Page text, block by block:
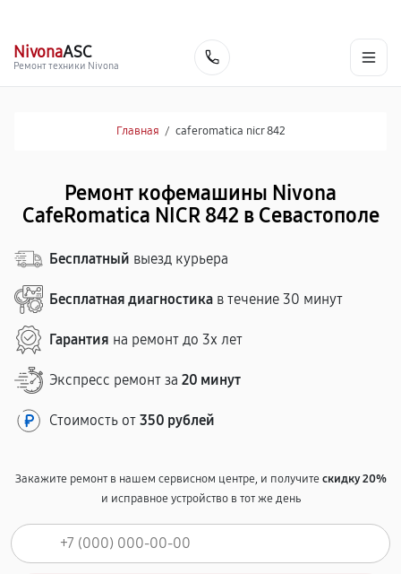
NivonaASC
Ремонт техники Nivona
Главная / caferomatica nicr 842
Ремонт кофемашины Nivona
CafeRomatica NICR 842 в Севастополе
Бесплатный выезд курьера
Бесплатная диагностика в течение 30 минут
Гарантия на ремонт до 3х лет
Экспресс ремонт за 20 минут
Стоимость от 350 рублей
Закажите ремонт в нашем сервисном центре, и получитескидку 20%
и исправное устройство в тот же день